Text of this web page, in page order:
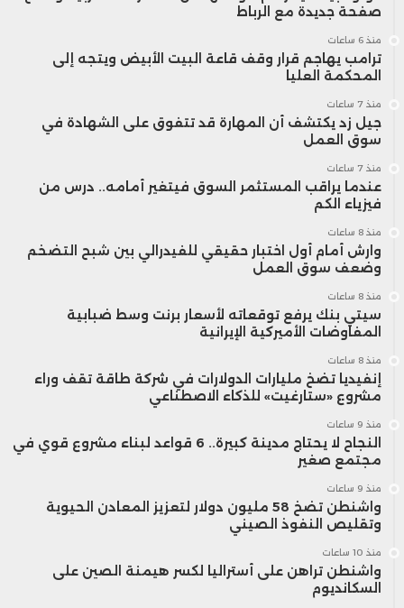
صفحة جديدة مع الرباط
منذ 6 ساعات
ترامب يهاجم قرار وقف قاعة البيت الأبيض ويتجه إلى
المحكمة العليا
منذ 7 ساعات
جيل زد يكتشف أن المهارة قد تتفوق على الشهادة في
سوق العمل
منذ 7 ساعات
عندما يراقب المستثمر السوق فيتغير أمامه.. درس من
فيزياء الكم
منذ 8 ساعات
وارش أمام أول اختبار حقيقي للفيدرالي بين شبح التضخم
وضعف سوق العمل
منذ 8 ساعات
سيتي بنك يرفع توقعاته لأسعار برنت وسط ضبابية
المفاوضات الأميركية الإيرانية
منذ 8 ساعات
إنفيديا تضخ مليارات الدولارات في شركة طاقة تقف وراء
مشروع «ستارغيت» للذكاء الاصطناعي
منذ 9 ساعات
النجاح لا يحتاج مدينة كبيرة.. 6 قواعد لبناء مشروع قوي في
مجتمع صغير
منذ 9 ساعات
واشنطن تضخ 58 مليون دولار لتعزيز المعادن الحيوية
وتقليص النفوذ الصيني
منذ 10 ساعات
واشنطن تراهن على أستراليا لكسر هيمنة الصين على
السكانديوم